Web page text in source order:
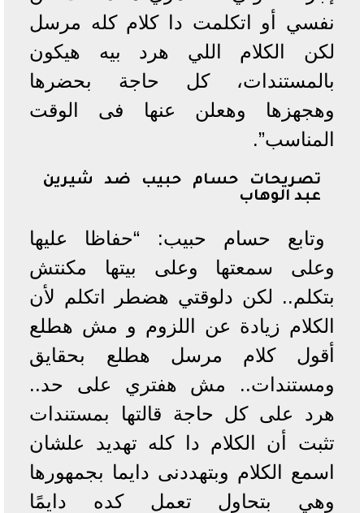
نفسي أو اتكلمت دا كلام كله مرسل
لكن الكلام اللي هرد بيه هيكون
بالمستندات، كل حاجة بحضرها
وهجهزها وهعلن عنها فى الوقت
المناسب”.
تصريحات حسام حبيب ضد شيرين
عبد الوهاب
وتابع حسام حبيب: “حفاظا عليها
وعلى سمعتها وعلى بيتها مكنتش
بتكلم.. لكن دلوقتي هضطر اتكلم لأن
الكلام زيادة عن اللزوم و مش هطلع
أقول كلام مرسل هطلع بحقايق
ومستندات.. مش هفتري على حد..
هرد على كل حاجة قالتها بمستندات
تثبت أن الكلام دا كله تهديد علشان
اسمع الكلام وبتهددنى دايما بجمهورها
وهي بتحاول تعمل كده دايمًا